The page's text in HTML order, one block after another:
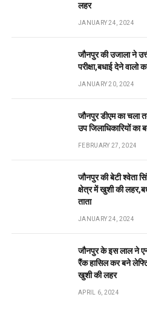
लहर
JANUARY 24, 2024
जौनपुर की उजाला ने
परीक्षा,बधाई देने वालो
JANUARY 20, 2024
जौनपुर डीएम का चला
उप जिलाधिकारियों का
FEBRUARY 27, 2024
जौनपुर की बेटी श्वेता
क्षेत्र में खुशी की
ताता
JANUARY 24, 2024
जौनपुर के इस लाल ने
रैंक हासिल कर बने
खुशी की लहर
APRIL 6, 2024